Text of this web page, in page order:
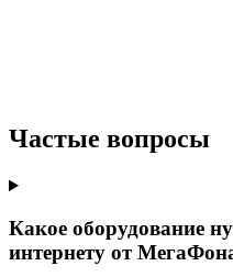
Частые вопросы
Какое оборудование
интернету от